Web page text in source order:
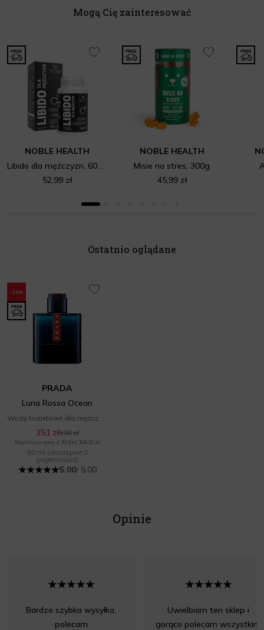
Mogą Cię zainteresować
NOBLE HEALTH
Libido dla mężczyzn, 60 kapsułek
52,99 zł
NOBLE HEALTH
Misie na stres, 300g
45,99 zł
Ostatnio oglądane
-10%
PRADA
Luna Rossa Ocean
351 zł390 zł
Najniższa cena z 30 dni: 304,20 zł
50 ml (dostępne 2
pojemności)
5.00/ 5.00
Opinie
Bardzo szybka wysyłka,
polecam
Uwielbiam ten sklep i
gorąco polecam wszystkim